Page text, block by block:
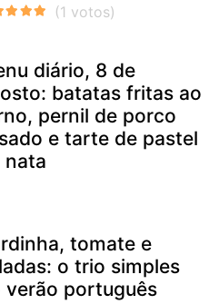
diário, 8 de
batatas fritas ao
pernil de porco
e tarte de pastel
nata
tomate e
o trio simples
verão português